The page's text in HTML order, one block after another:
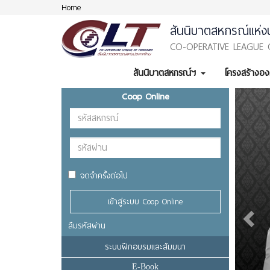
Home
สันนิบาตสหกรณ์แห่ง
CO-OPERATIVE
สันนิบาตสหกรณ์ฯ
โครงสร้าง
Coop Online
จดจำครั้งต่อไป
เข้าสู่ระบบ Coop Online
ลืมรหัสผ่าน
ระบบฝึกอบรมและสัมมนา
E-Book